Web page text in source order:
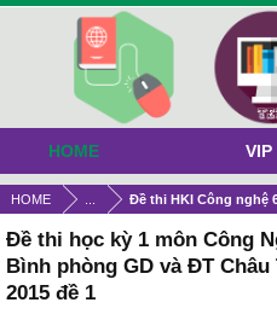
HOME Đề thi HKI Công nghệ
Đề thi học kỳ 1 môn Công
Bình phòng GD và ĐT
2015 đề 1
HOME VIP